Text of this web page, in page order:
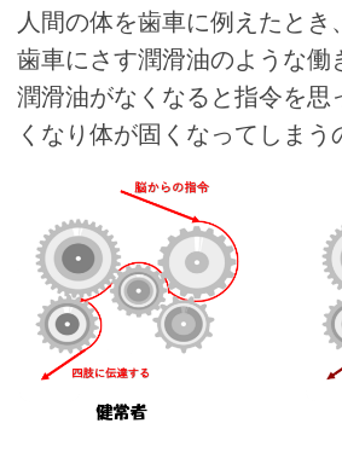
人間の体を歯車に例えたとき
歯車にさす潤滑油のような働
潤滑油がなくなると指令を思
くなり体が固くなってしまう